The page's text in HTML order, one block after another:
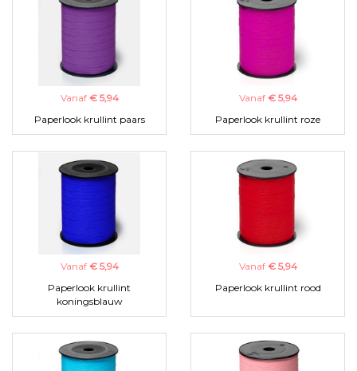
Vanaf € 5,94
Paperlook krullint paars
Vanaf € 5,94
Paperlook krullint roze
Vanaf € 5,94
Paperlook krullint
koningsblauw
Vanaf € 5,94
Paperlook krullint rood